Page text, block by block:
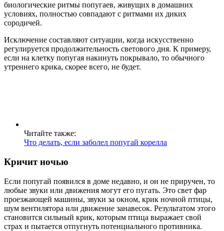
биологические ритмы попугаев, живущих в домашних
условиях, полностью совпадают с ритмами их диких
сородичей.
Исключение составляют ситуации, когда искусственно
регулируется продолжительность светового дня. К примеру,
если на клетку попугая накинуть покрывало, то обычного
утреннего крика, скорее всего, не будет.
Читайте также:
Что делать, если заболел попугай корелла
Кричит ночью
Если попугай появился в доме недавно, и он не приручен, то
любые звуки или движения могут его пугать. Это свет фар
проезжающей машины, звуки за окном, крик ночной птицы,
шум вентилятора или движение занавесок. Результатом этого
становится сильный крик, которым птица выражает свой
страх и пытается отпугнуть потенциального противника.